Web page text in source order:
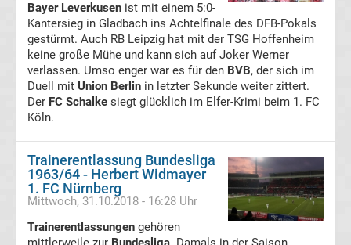
Telekom
Eishockey
live
TV
Tabellen
Ergebnisse
International:
Bayer Leverkusen ist mit einem 5:0-
Kantersieg in Gladbach ins Achtelfinale des DFB-Pokals
gestürmt. Auch RB Leipzig hat mit der TSG Hoffenheim
keine große Mühe und kann sich auf Joker Werner
verlassen. Umso enger war es für den BVB, der sich im
Duell mit Union Berlin in letzter Sekunde weiter zittert.
Der FC Schalke siegt glücklich im Elfer-Krimi beim 1. FC
Köln.
Trainerentlassung Bundesliga
1963/64 - Herbert Widmayer
1. FC Nürnberg
Mittwoch, 31.10.2018 - 16:28 Uhr
Trainerentlassungen gehören